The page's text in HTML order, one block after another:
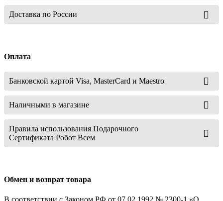
Доставка по России
Оплата
Банковской картой Visa, MasterCard и Maestro
Наличными в магазине
Правила использования Подарочного
Сертификата Робот Всем
Обмен и возврат товара